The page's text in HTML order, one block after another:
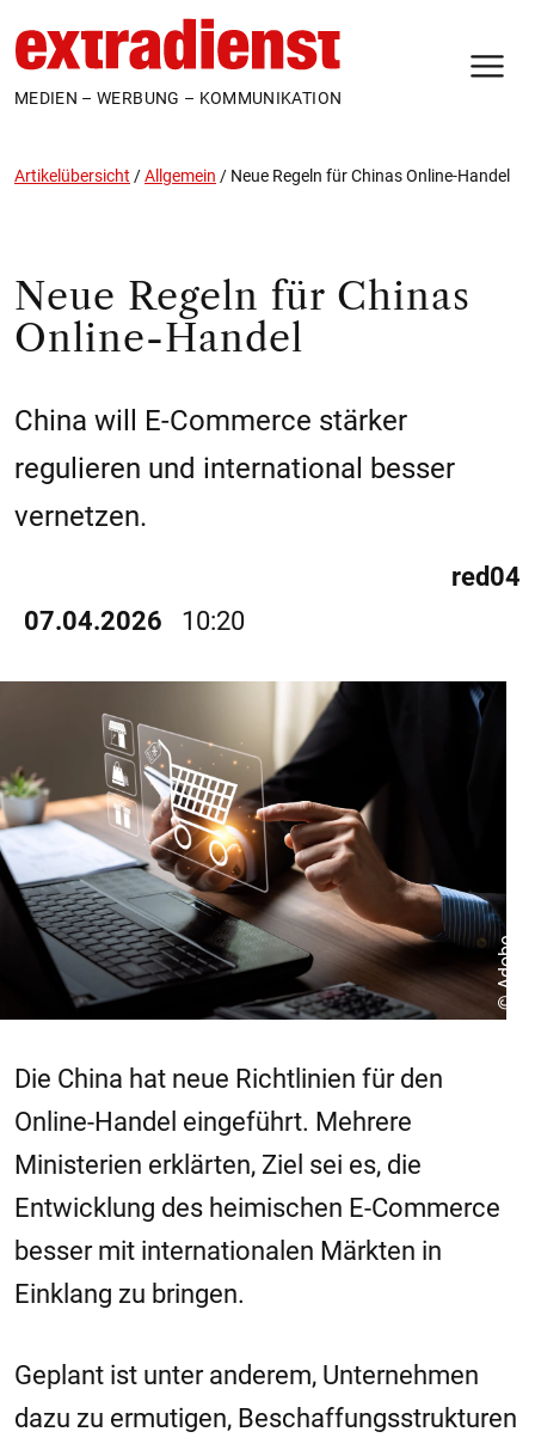
MEDIEN – WERBUNG – KOMMUNIKATION
Artikelübersicht /Allgemein / Neue Regeln für Chinas Online-Handel
Neue Regeln für Chinas
Online-Handel
China will E-Commerce stärker
regulieren und international besser
vernetzen.
07.04.2026 10:20
red04
© Adobe
Die China hat neue Richtlinien für den
Online-Handel eingeführt. Mehrere
Ministerien erklärten, Ziel sei es, die
Entwicklung des heimischen E-Commerce
besser mit internationalen Märkten in
Einklang zu bringen.
Geplant ist unter anderem, Unternehmen
dazu zu ermutigen, Beschaffungsstrukturen